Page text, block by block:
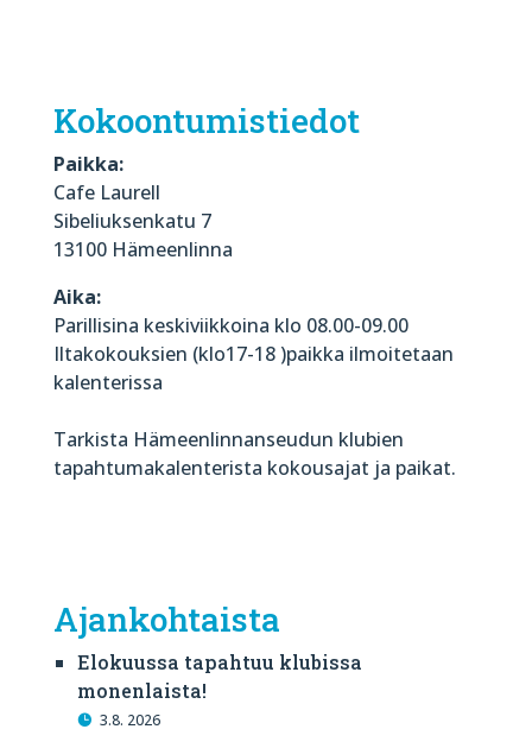
Kokoontumistiedot
Paikka:
Cafe Laurell
Sibeliuksenkatu 7
13100 Hämeenlinna
Aika:
Parillisina keskiviikkoina klo 08.00-09.00
Iltakokouksien (klo17-18 )paikka ilmoitetaan
kalenterissa
Tarkista Hämeenlinnanseudun klubien
tapahtumakalenterista kokousajat ja paikat.
Ajankohtaista
Elokuussa tapahtuu klubissa
monenlaista!
3.8. 2026